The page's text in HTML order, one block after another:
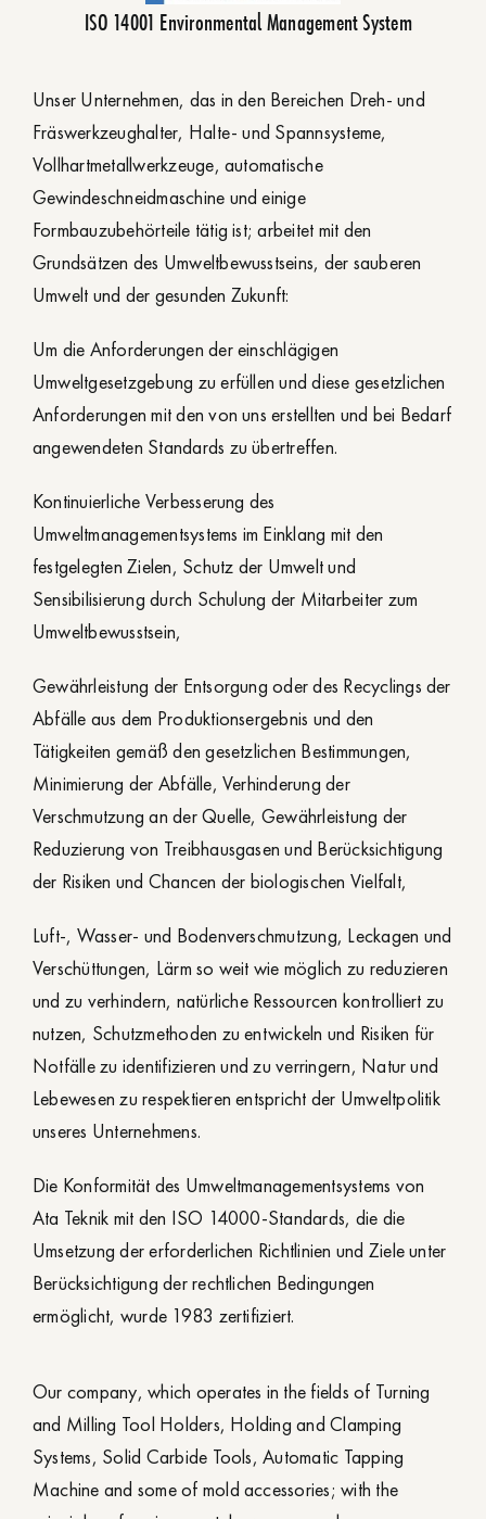
ISO 14001 Environmental Management System
Unser Unternehmen, das in den Bereichen Dreh- und
Fräswerkzeughalter, Halte- und Spannsysteme,
Vollhartmetallwerkzeuge, automatische
Gewindeschneidmaschine und einige
Formbauzubehörteile tätig ist; arbeitet mit den
Grundsätzen des Umweltbewusstseins, der sauberen
Umwelt und der gesunden Zukunft:
Um die Anforderungen der einschlägigen
Umweltgesetzgebung zu erfüllen und diese gesetzlichen
Anforderungen mit den von uns erstellten und bei Bedarf
angewendeten Standards zu übertreffen.
Kontinuierliche Verbesserung des
Umweltmanagementsystems im Einklang mit den
festgelegten Zielen, Schutz der Umwelt und
Sensibilisierung durch Schulung der Mitarbeiter zum
Umweltbewusstsein,
Gewährleistung der Entsorgung oder des Recyclings der
Abfälle aus dem Produktionsergebnis und den
Tätigkeiten gemäß den gesetzlichen Bestimmungen,
Minimierung der Abfälle, Verhinderung der
Verschmutzung an der Quelle, Gewährleistung der
Reduzierung von Treibhausgasen und Berücksichtigung
der Risiken und Chancen der biologischen Vielfalt,
Luft-, Wasser- und Bodenverschmutzung, Leckagen und
Verschüttungen, Lärm so weit wie möglich zu reduzieren
und zu verhindern, natürliche Ressourcen kontrolliert zu
nutzen, Schutzmethoden zu entwickeln und Risiken für
Notfälle zu identifizieren und zu verringern, Natur und
Lebewesen zu respektieren entspricht der Umweltpolitik
unseres Unternehmens.
Die Konformität des Umweltmanagementsystems von
Ata Teknik mit den ISO 14000-Standards, die die
Umsetzung der erforderlichen Richtlinien und Ziele unter
Berücksichtigung der rechtlichen Bedingungen
ermöglicht, wurde 1983 zertifiziert.
Our company, which operates in the fields of Turning
and Milling Tool Holders, Holding and Clamping
Systems, Solid Carbide Tools, Automatic Tapping
Machine and some of mold accessories; with the